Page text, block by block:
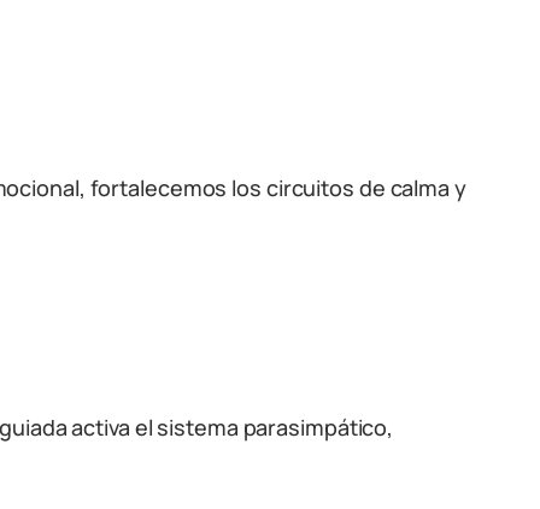
fortalecemos los circuitos de calma y
activa el sistema parasimpático,